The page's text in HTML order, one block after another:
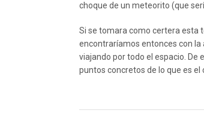
choque de un meteorito (que
Si se tomara como certera esta
encontraríamos entonces con la
viajando por todo el espacio. De
puntos concretos de lo que es el